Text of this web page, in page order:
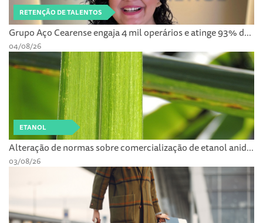
RETENÇÃO DE TALENTOS
Grupo Aço Cearense engaja 4 mil operários e atinge 93% d...
04/08/26
ETANOL
Alteração de normas sobre comercialização de etanol anid...
03/08/26